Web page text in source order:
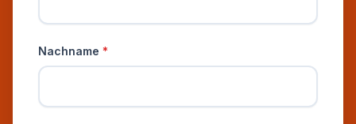
Nachname *